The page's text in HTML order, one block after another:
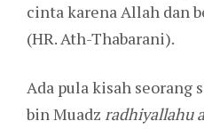
cinta karena Allah dan
(HR. Ath-Thabarani).
Ada pula kisah seorang
bin Muadz radhiyallahu